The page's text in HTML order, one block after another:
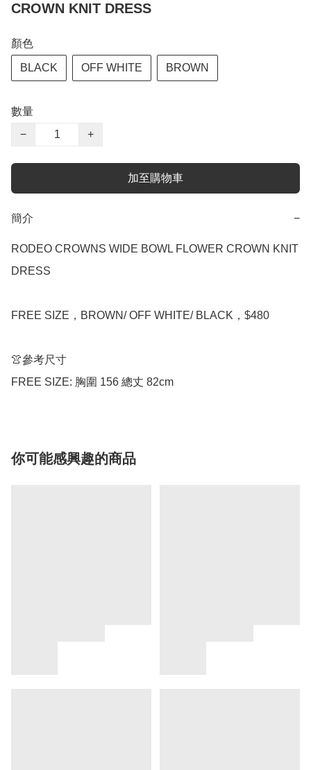
CROWN KNIT DRESS
顏色
BLACK OFF WHITE BROWN
數量
−
+
加至購物車
簡介 −
RODEO CROWNS WIDE BOWL FLOWER CROWN KNIT
DRESS
FREE SIZE，BROWN/ OFF WHITE/ BLACK，$480
👚參考尺寸
FREE SIZE: 胸圍 156 總丈 82cm
你可能感興趣的商品